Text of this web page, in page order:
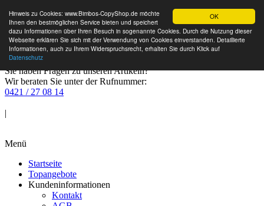
OK
Hinweis zu Cookies: www.Bimbos-CopyShop.de möchte
Ihnen den bestmöglichen Service bieten und speichert
dazu Informationen über Ihren Besuch in sogenannte Cookies. Durch die Nutzung dieser
Webseite erklären Sie sich mit der Verwendung von Cookies einverstanden. Detaillierte
Informationen, auch zu Ihrem Widerspruchsrecht, erhalten Sie durch Klick auf
Datenschutz
Sie haben Fragen zu unseren Artikeln?
Wir beraten Sie unter der Rufnummer:
0421 / 27 08 14
|
Menü
Startseite
Topangebote
Kundeninformationen
Kontakt